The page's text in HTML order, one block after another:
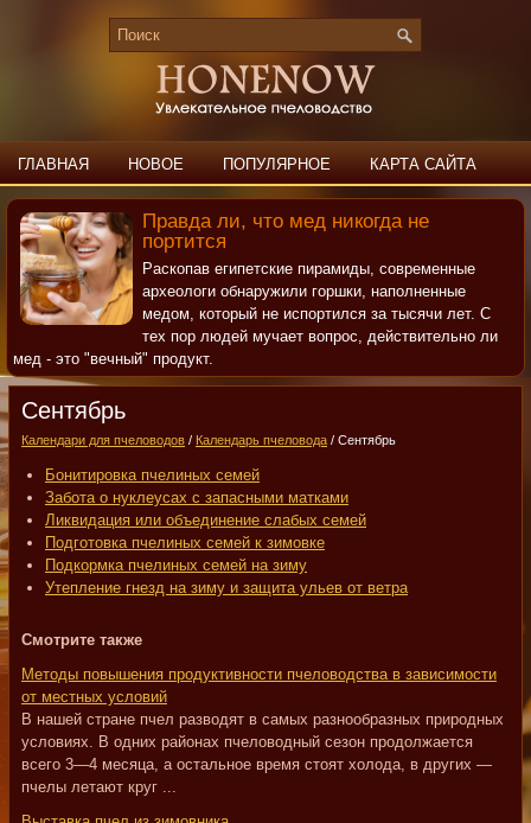
ГЛАВНАЯ НОВОЕ ПОПУЛЯРНОЕ КАРТА САЙТА
ПОИСК КОНТАКТЫ
Правда ли, что мед никогда не
портится
Раскопав египетские пирамиды, современные
археологи обнаружили горшки, наполненные
медом, который не испортился за тысячи лет. С
тех пор людей мучает вопрос, действительно ли
мед - это "вечный" продукт.
Сентябрь
Календари для пчеловодов / Календарь пчеловода / Сентябрь
Бонитировка пчелиных семей
Забота о нуклеусах с запасными матками
Ликвидация или объединение слабых семей
Подготовка пчелиных семей к зимовке
Подкормка пчелиных семей на зиму
Утепление гнезд на зиму и защита ульев от ветра
Смотрите также
Методы повышения продуктивности пчеловодства в зависимости
от местных условий
В нашей стране пчел разводят в самых разнообразных природных
условиях. В одних районах пчеловодный сезон продолжается
всего 3—4 месяца, а остальное время стоят холода, в других —
пчелы летают круг ...